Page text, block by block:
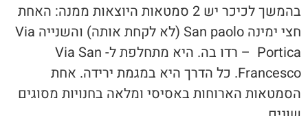
בהמשך לכיכר יש 2 סמטאות היוצאות ממנה: האחת
חצי ימינה San paolo (לא לקחת אותה) והשנייה Via
Portica – רדו בה. היא מתחלפת ל- Via San
Francesco. כל הדרך היא במגמת ירידה. אחת
הסמטאות הארוחות באסיסי ומלאה בחנויות מסוגים